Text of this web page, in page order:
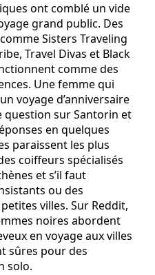
ont comblé un vide
grand public. Des
Sisters Traveling
Travel Divas et Black
comme des
Une femme qui
voyage d’anniversaire
question sur Santorin et
en quelques
paraissent les plus
coiffeurs spécialisés
et s’il faut
ou des
villes. Sur Reddit,
noires abordent
en voyage aux villes
sûres pour des
solo.